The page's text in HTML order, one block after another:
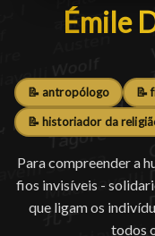
Émile
Émile
📝 antropólogo 📝
📝 historiador da
Para compreender a
fios invisíveis -
que ligam os
todos